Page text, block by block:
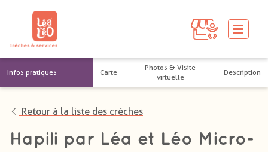
Infos pratiques Carte
Photos & Visite
virtuelle
Description
Retour à la liste des crèches
Hapili par Léa et Léo Micro-